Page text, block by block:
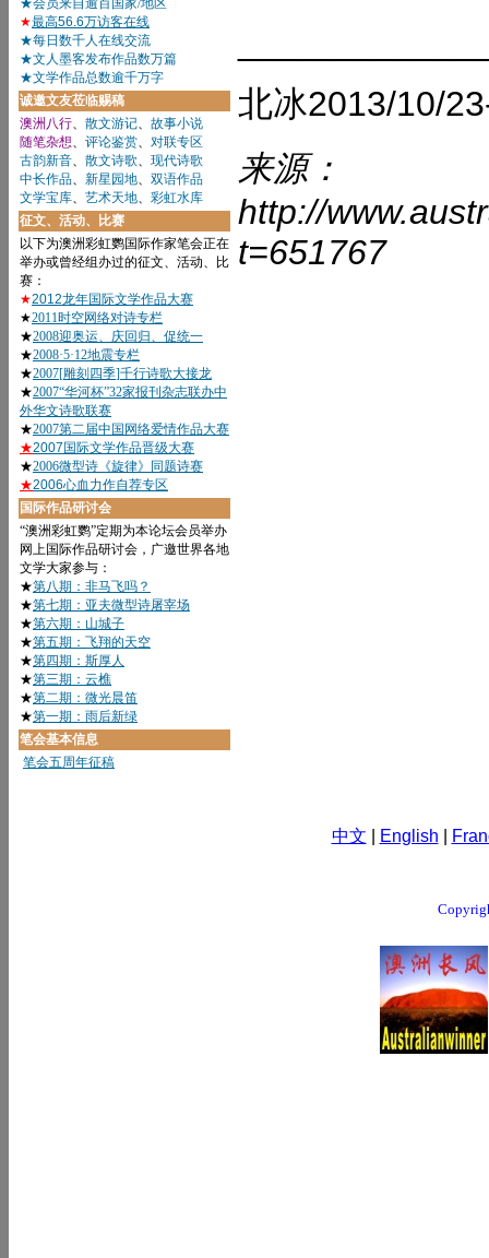
北冰2013/10/
来源：
http://
t=651767